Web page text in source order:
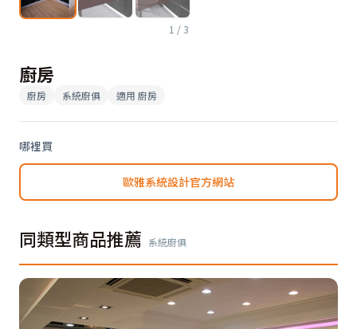
1 / 3
廚房
廚房 系統廚俱 適用 廚房
哪裡買
歐雅系統設計官方網站
同類型商品推薦 系統廚俱